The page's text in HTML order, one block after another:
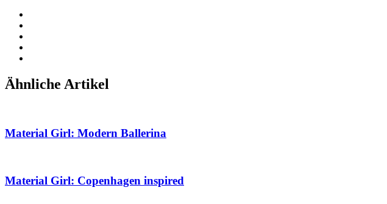
Ähnliche Artikel
Material Girl: Modern Ballerina
Material Girl: Copenhagen inspired